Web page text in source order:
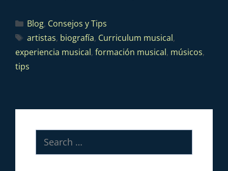
Blog, Consejos y Tips
artistas, biografía, Curriculum musical,
experiencia musical, formación musical, músicos,
tips